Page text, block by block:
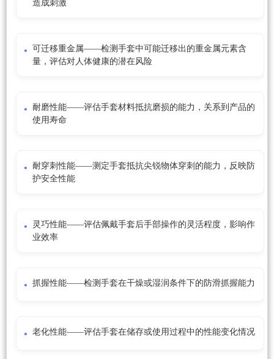
造成刺激
可迁移重金属——检测手套中可能迁移出的重金属元素含
量，评估对人体健康的潜在风险
耐磨性能——评估手套材料抵抗磨损的能力，关系到产品的
使用寿命
耐穿刺性能——测定手套抵抗尖锐物体穿刺的能力，反映防
护安全性能
灵巧性能——评估佩戴手套后手部操作的灵活程度，影响作
业效率
抓握性能——检测手套在干燥或湿润条件下的防滑抓握能力
老化性能——评估手套在储存或使用过程中的性能变化情况